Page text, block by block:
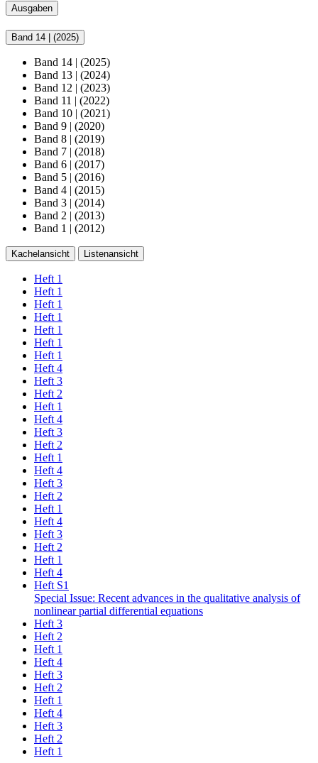
Ausgaben
Band 14 | (2025)
Band 14 | (2025)
Band 13 | (2024)
Band 12 | (2023)
Band 11 | (2022)
Band 10 | (2021)
Band 9 | (2020)
Band 8 | (2019)
Band 7 | (2018)
Band 6 | (2017)
Band 5 | (2016)
Band 4 | (2015)
Band 3 | (2014)
Band 2 | (2013)
Band 1 | (2012)
Kachelansicht Listenansicht
Heft 1
Heft 1
Heft 1
Heft 1
Heft 1
Heft 1
Heft 1
Heft 4
Heft 3
Heft 2
Heft 1
Heft 4
Heft 3
Heft 2
Heft 1
Heft 4
Heft 3
Heft 2
Heft 1
Heft 4
Heft 3
Heft 2
Heft 1
Heft 4
Heft S1
Special Issue: Recent advances in the qualitative analysis of
nonlinear partial differential equations
Heft 3
Heft 2
Heft 1
Heft 4
Heft 3
Heft 2
Heft 1
Heft 4
Heft 3
Heft 2
Heft 1